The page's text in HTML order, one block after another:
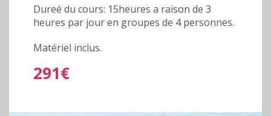
Dureé du cours: 15heures a raison de 3
heures par jour en groupes de 4 personnes.
Matériel inclus.
291€